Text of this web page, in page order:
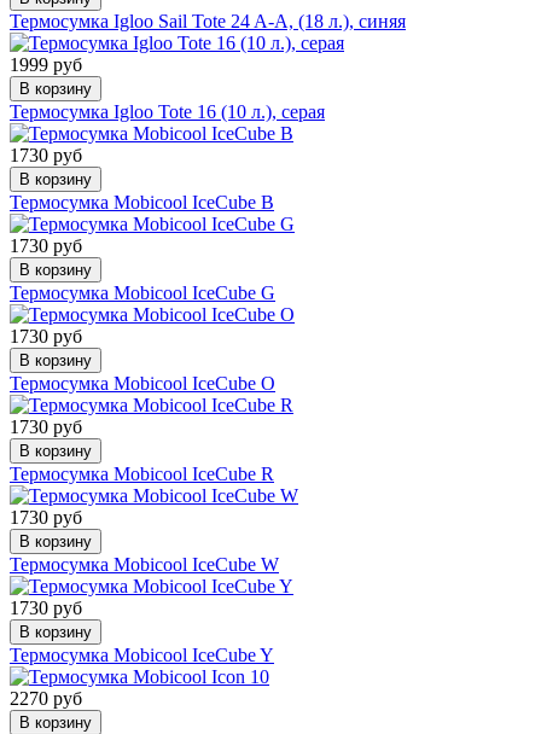
Термосумка Igloo Sail Tote 24 A-A, (18 л.), синяя
1999 руб
В корзину
Термосумка Igloo Tote 16 (10 л.), серая
1730 руб
В корзину
Термосумка Mobicool IceCube B
1730 руб
В корзину
Термосумка Mobicool IceCube G
1730 руб
В корзину
Термосумка Mobicool IceCube O
1730 руб
В корзину
Термосумка Mobicool IceCube R
1730 руб
В корзину
Термосумка Mobicool IceCube W
1730 руб
В корзину
Термосумка Mobicool IceCube Y
2270 руб
В корзину